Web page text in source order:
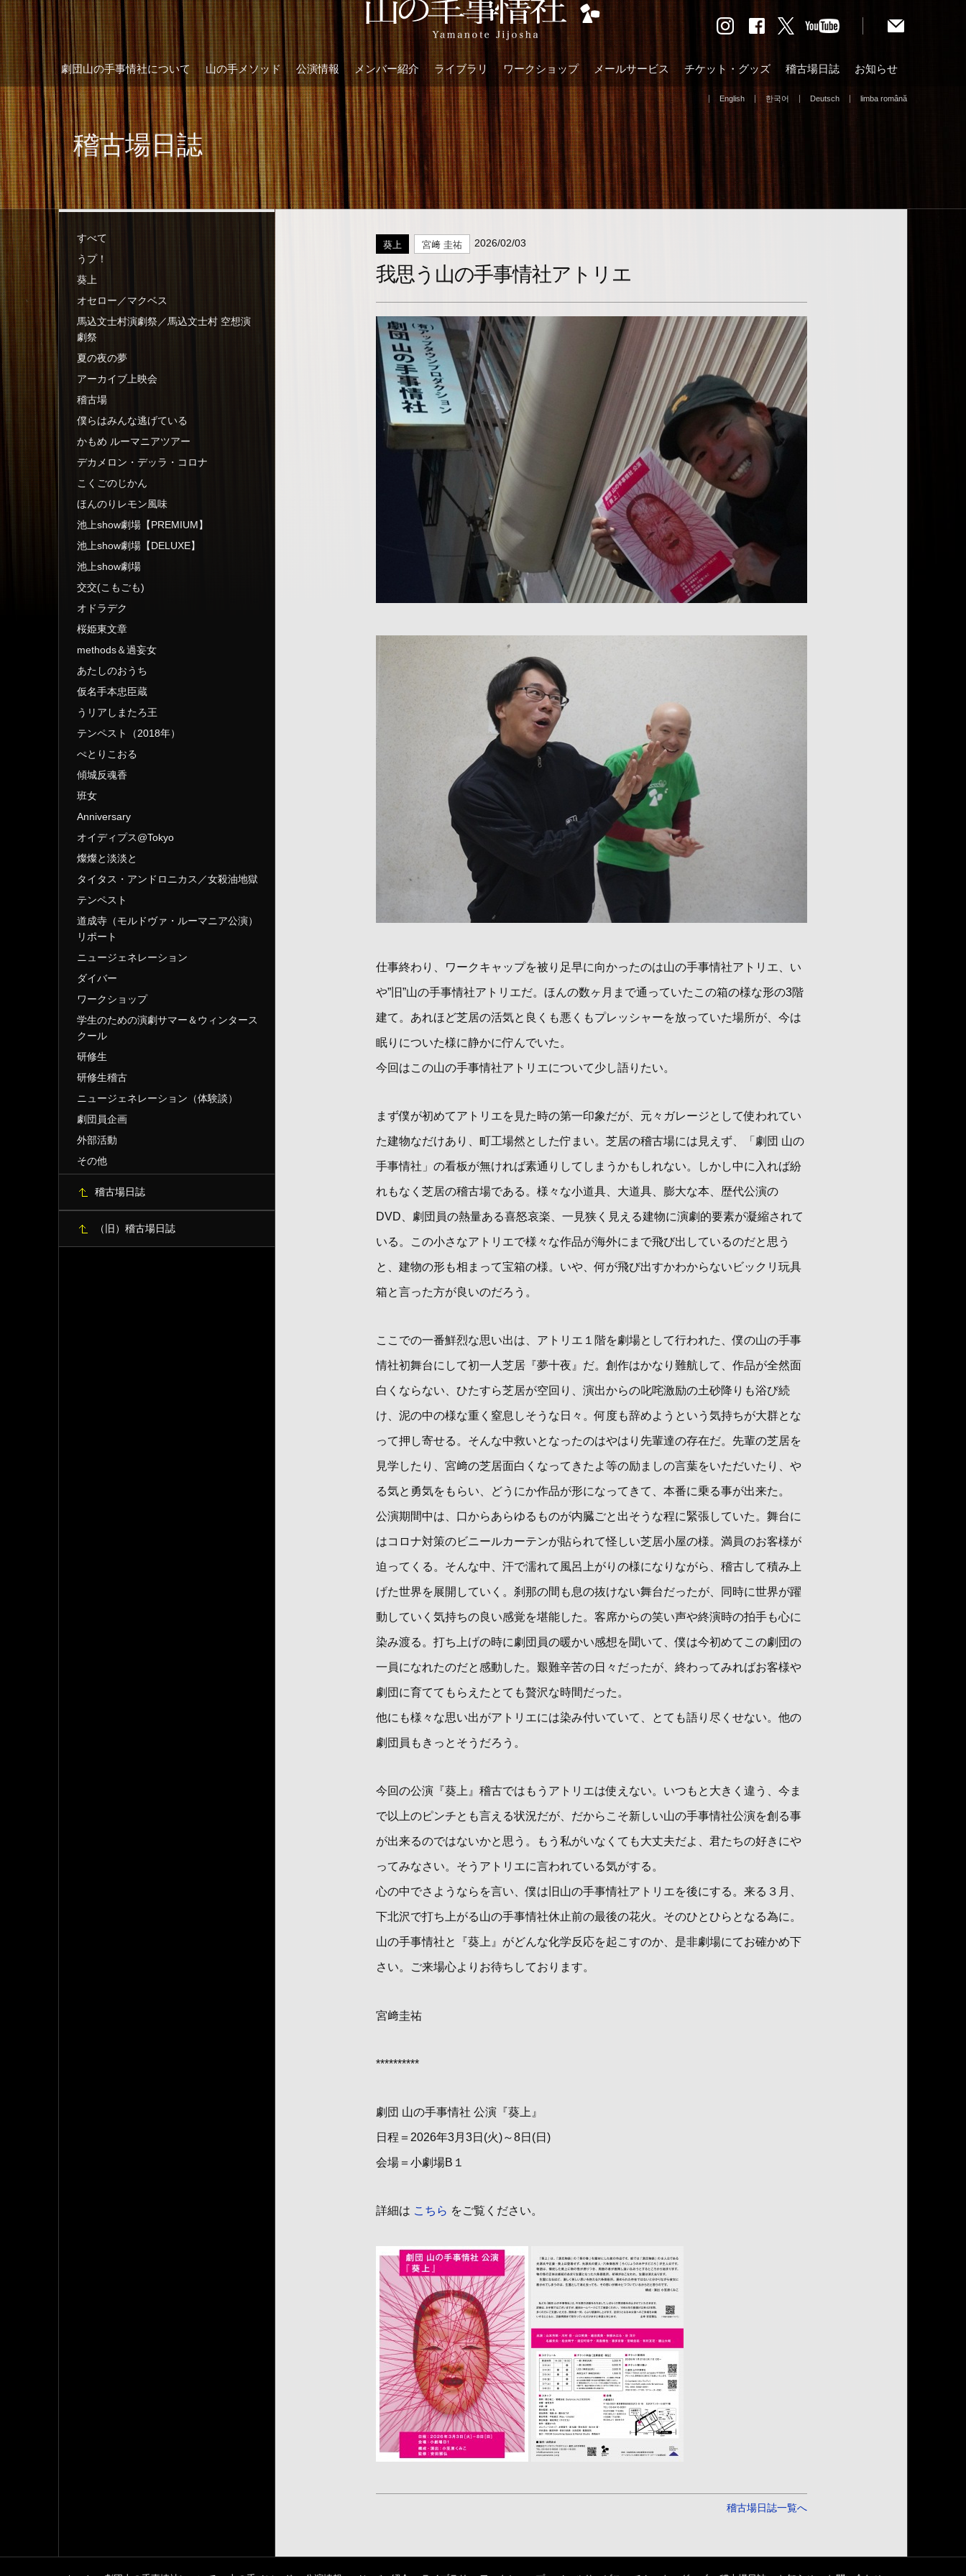
劇団山の手事情社について 山の手メソッド 公演情報 メンバー紹介 ライブラリ ワークショップ メールサービス チケット・グッズ 稽古場日誌 お知らせ
English 한국어 Deutsch limba română
稽古場日誌
葵上 宮﨑 圭祐 2026/02/03
我思う山の手事情社アトリエ
仕事終わり、ワークキャップを被り足早に向かったのは山の手事情社アトリエ、い
や”旧”山の手事情社アトリエだ。ほんの数ヶ月まで通っていたこの箱の様な形の3階
建て。あれほど芝居の活気と良くも悪くもプレッシャーを放っていた場所が、今は
眠りについた様に静かに佇んでいた。
今回はこの山の手事情社アトリエについて少し語りたい。
まず僕が初めてアトリエを見た時の第一印象だが、元々ガレージとして使われてい
た建物なだけあり、町工場然とした佇まい。芝居の稽古場には見えず、「劇団 山の
手事情社」の看板が無ければ素通りしてしまうかもしれない。しかし中に入れば紛
れもなく芝居の稽古場である。様々な小道具、大道具、膨大な本、歴代公演の
DVD、劇団員の熱量ある喜怒哀楽、一見狭く見える建物に演劇的要素が凝縮されて
いる。この小さなアトリエで様々な作品が海外にまで飛び出しているのだと思う
と、建物の形も相まって宝箱の様。いや、何が飛び出すかわからないビックリ玩具
箱と言った方が良いのだろう。
ここでの一番鮮烈な思い出は、アトリエ１階を劇場として行われた、僕の山の手事
情社初舞台にして初一人芝居『夢十夜』だ。創作はかなり難航して、作品が全然面
白くならない、ひたすら芝居が空回り、演出からの叱咤激励の土砂降りも浴び続
け、泥の中の様な重く窒息しそうな日々。何度も辞めようという気持ちが大群とな
って押し寄せる。そんな中救いとなったのはやはり先輩達の存在だ。先輩の芝居を
見学したり、宮﨑の芝居面白くなってきたよ等の励ましの言葉をいただいたり、や
る気と勇気をもらい、どうにか作品が形になってきて、本番に乗る事が出来た。
公演期間中は、口からあらゆるものが内臓ごと出そうな程に緊張していた。舞台に
はコロナ対策のビニールカーテンが貼られて怪しい芝居小屋の様。満員のお客様が
迫ってくる。そんな中、汗で濡れて風呂上がりの様になりながら、稽古して積み上
げた世界を展開していく。刹那の間も息の抜けない舞台だったが、同時に世界が躍
動していく気持ちの良い感覚を堪能した。客席からの笑い声や終演時の拍手も心に
染み渡る。打ち上げの時に劇団員の暖かい感想を聞いて、僕は今初めてこの劇団の
一員になれたのだと感動した。艱難辛苦の日々だったが、終わってみればお客様や
劇団に育ててもらえたとても贅沢な時間だった。
他にも様々な思い出がアトリエには染み付いていて、とても語り尽くせない。他の
劇団員もきっとそうだろう。
今回の公演『葵上』稽古ではもうアトリエは使えない。いつもと大きく違う、今ま
で以上のピンチとも言える状況だが、だからこそ新しい山の手事情社公演を創る事
が出来るのではないかと思う。もう私がいなくても大丈夫だよ、君たちの好きにや
ってみなさい。そうアトリエに言われている気がする。
心の中でさようならを言い、僕は旧山の手事情社アトリエを後にする。来る３月、
下北沢で打ち上がる山の手事情社休止前の最後の花火。そのひとひらとなる為に。
山の手事情社と『葵上』がどんな化学反応を起こすのか、是非劇場にてお確かめ下
さい。ご来場心よりお待ちしております。
宮﨑圭祐
**********
劇団 山の手事情社 公演『葵上』
日程＝2026年3月3日(火)～8日(日)
会場＝小劇場B１
詳細は こちら をご覧ください。
稽古場日誌一覧へ
すべて
うプ！
葵上
オセロー／マクベス
馬込文士村演劇祭／馬込文士村 空想演
劇祭
夏の夜の夢
アーカイブ上映会
稽古場
僕らはみんな逃げている
かもめ ルーマニアツアー
デカメロン・デッラ・コロナ
こくごのじかん
ほんのりレモン風味
池上show劇場【PREMIUM】
池上show劇場【DELUXE】
池上show劇場
交交(こもごも)
オドラデク
桜姫東文章
methods＆過妄女
あたしのおうち
仮名手本忠臣蔵
うリアしまたろ王
テンペスト（2018年）
ぺとりこおる
傾城反魂香
班女
Anniversary
オイディプス@Tokyo
燦燦と淡淡と
タイタス・アンドロニカス／女殺油地獄
テンペスト
道成寺（モルドヴァ・ルーマニア公演）
リポート
ニュージェネレーション
ダイバー
ワークショップ
学生のための演劇サマー＆ウィンタース
クール
研修生
研修生稽古
ニュージェネレーション（体験談）
劇団員企画
外部活動
その他
稽古場日誌
（旧）稽古場日誌